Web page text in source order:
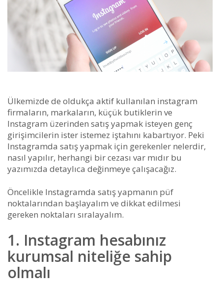
Ülkemizde de oldukça aktif kullanılan instagram
firmaların, markaların, küçük butiklerin ve
Instagram üzerinden satış yapmak isteyen genç
girişimcilerin ister istemez iştahını kabartıyor. Peki
Instagramda satış yapmak için gerekenler nelerdir,
nasıl yapılır, herhangi bir cezası var mıdır bu
yazımızda detaylıca değinmeye çalışacağız.
Öncelikle Instagramda satış yapmanın püf
noktalarından başlayalım ve dikkat edilmesi
gereken noktaları sıralayalım.
1. Instagram hesabınız
kurumsal niteliğe sahip
olmalı